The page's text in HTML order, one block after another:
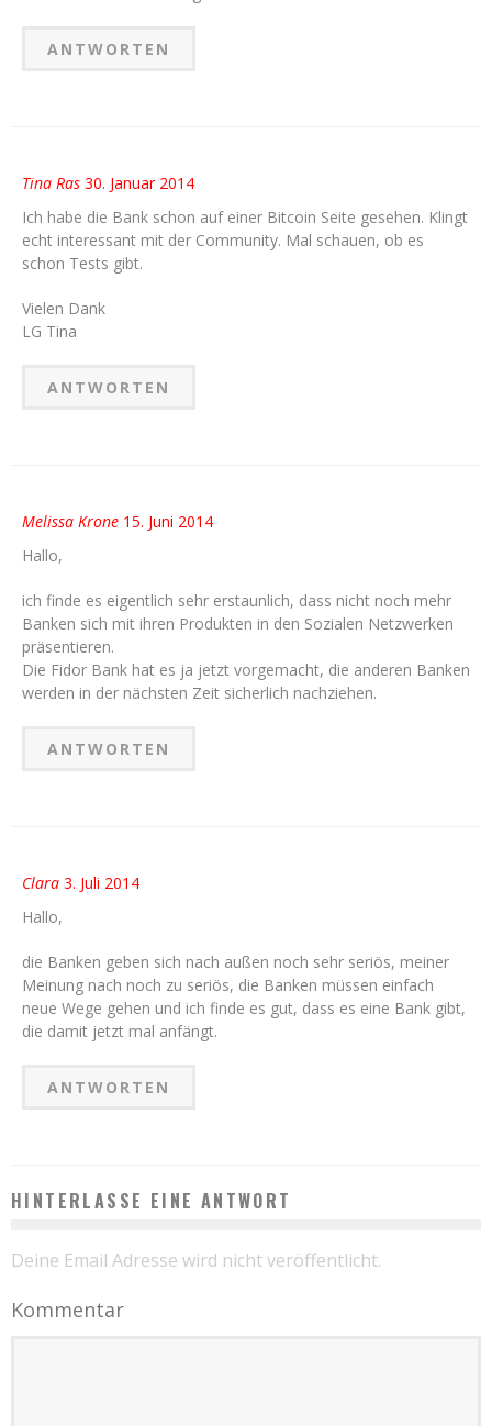
ANTWORTEN
Tina Ras 30. Januar 2014
Ich habe die Bank schon auf einer Bitcoin Seite gesehen. Klingt
echt interessant mit der Community. Mal schauen, ob es
schon Tests gibt.
Vielen Dank
LG Tina
ANTWORTEN
Melissa Krone 15. Juni 2014
Hallo,
ich finde es eigentlich sehr erstaunlich, dass nicht noch mehr
Banken sich mit ihren Produkten in den Sozialen Netzwerken
präsentieren.
Die Fidor Bank hat es ja jetzt vorgemacht, die anderen Banken
werden in der nächsten Zeit sicherlich nachziehen.
ANTWORTEN
Clara 3. Juli 2014
Hallo,
die Banken geben sich nach außen noch sehr seriös, meiner
Meinung nach noch zu seriös, die Banken müssen einfach
neue Wege gehen und ich finde es gut, dass es eine Bank gibt,
die damit jetzt mal anfängt.
ANTWORTEN
HINTERLASSE EINE ANTWORT
Deine Email Adresse wird nicht veröffentlicht.
Kommentar